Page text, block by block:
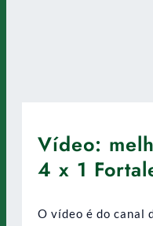
Vídeo:
4 x 1
O vídeo é do canal